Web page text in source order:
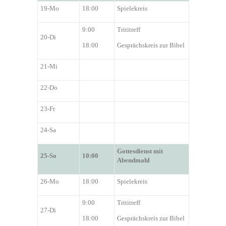
19-Mo 18:00 Spielekreis
20-Di
9:00
18:00
Trititreff
Gesprächskreis zur Bibel
21-Mi
22-Do
23-Fr
24-Sa
25-So 10:00
Gottesdienst mit
Abendmahl
26-Mo 18:00 Spielekreis
27-Di
9:00
18:00
Trititreff
Gesprächskreis zur Bibel